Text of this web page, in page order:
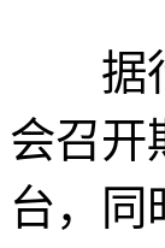
据行
会召开
台，同